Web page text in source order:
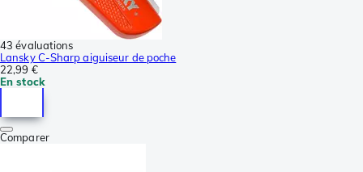
43 évaluations
Lansky C-Sharp aiguiseur de poche
22,99 €
En stock
Comparer